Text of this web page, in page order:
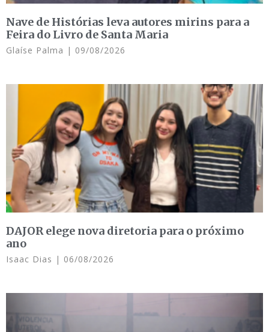
Nave de Histórias leva autores mirins para a
Feira do Livro de Santa Maria
Glaíse Palma 09/08/2026
DAJOR elege nova diretoria para o próximo
ano
Isaac Dias 06/08/2026